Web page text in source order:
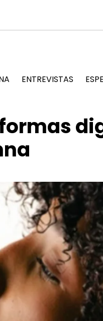
material de edições
ENTREVISTAS